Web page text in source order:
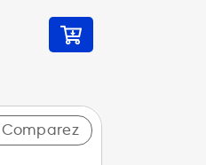
Comparez